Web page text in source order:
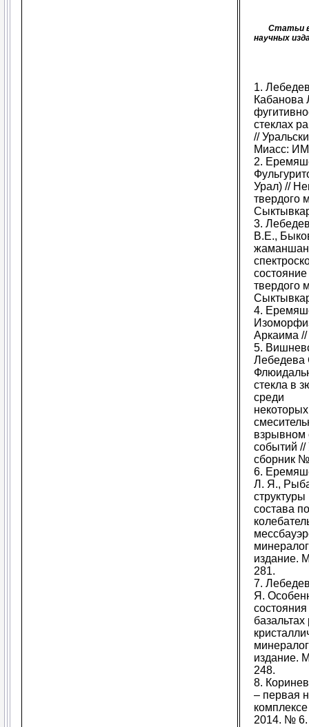
Статьи в
научных
1.
Кабанова
стеклах
//
Миасс:
2.
Урал) //
твердого
3.
В.Е.,
состояние
твердого
4.
Аркаима //
5.
Лебедева
стекла в
среди
взрывном
событий //
сборник
6.
Л. Я.,
состава
издание.
281.
7.
Я.
издание.
248.
8.
– первая
2014. №